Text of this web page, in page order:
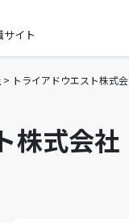
イト
> トライアドウエスト株式
株式会社